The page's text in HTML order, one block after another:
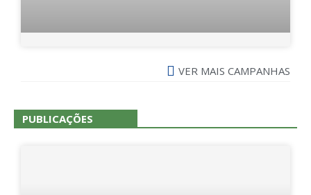
VER MAIS CAMPANHAS
PUBLICAÇÕES